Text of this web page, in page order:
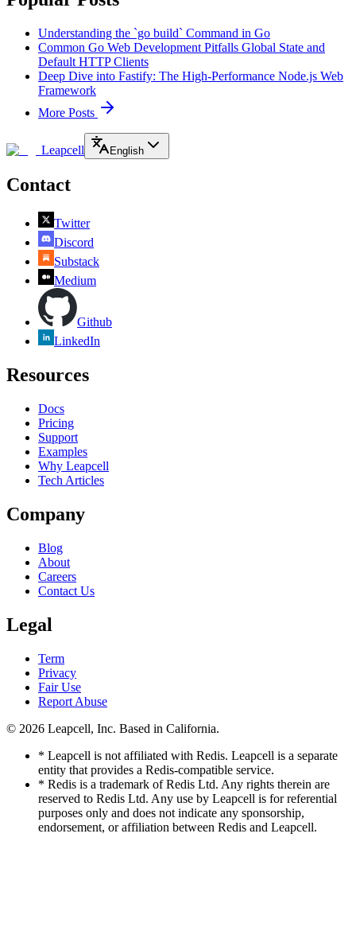
Understanding the `go build` Command in Go
Common Go Web Development Pitfalls Global State and
Default HTTP Clients
Deep Dive into Fastify: The High-Performance Node.js Web
Framework
More Posts
Leapcell English
Contact
Twitter
Discord
Substack
Medium
Github
LinkedIn
Resources
Docs
Pricing
Support
Examples
Why Leapcell
Tech Articles
Company
Blog
About
Careers
Contact Us
Legal
Term
Privacy
Fair Use
Report Abuse
© 2026 Leapcell, Inc. Based in California.
* Leapcell is not affiliated with Redis. Leapcell is a separate
entity that provides a Redis-compatible service.
* Redis is a trademark of Redis Ltd. Any rights therein are
reserved to Redis Ltd. Any use by Leapcell is for referential
purposes only and does not indicate any sponsorship,
endorsement, or affiliation between Redis and Leapcell.